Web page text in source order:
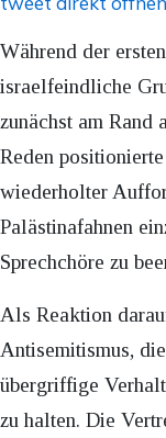
Während der
israelfeindliche
zunächst am Rand
Reden
wiederholter
Palästinafahnen
Sprechchöre zu
Als Reaktion
Antisemitismus,
übergriffige
zu halten. Die